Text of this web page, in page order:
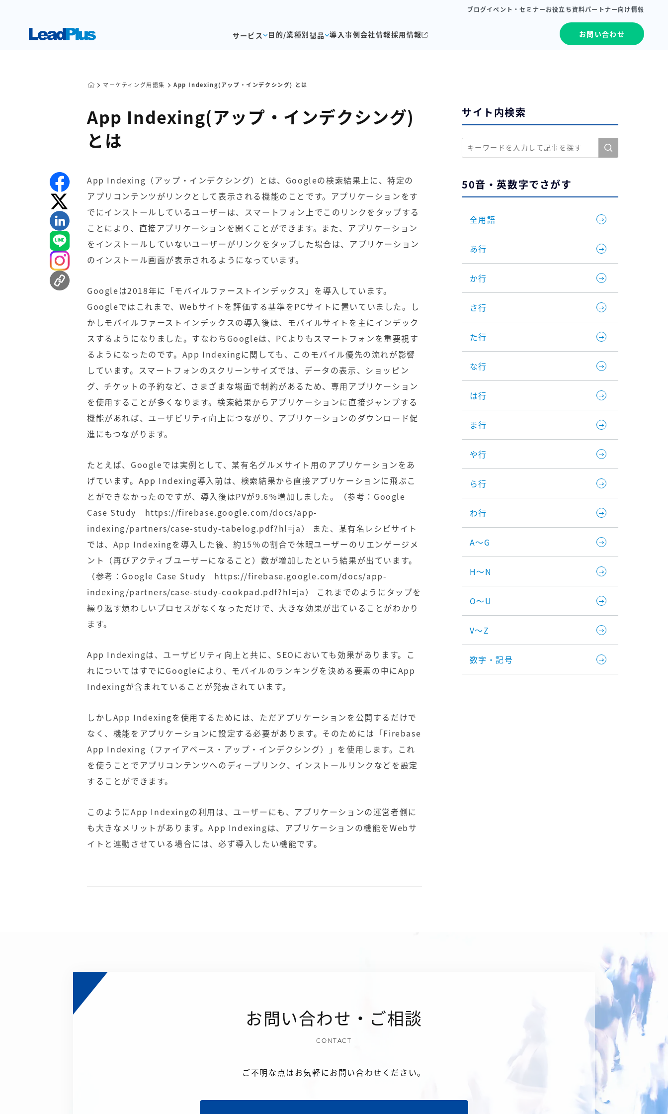
ブログイベント・セミナーお役立ち資料パートナー向け情報
サービス 目的/業種別製品 導入事例会社情報採用情報 お問い合わせ
マーケティング用語集 App Indexing(アップ・インデクシング) とは
App Indexing(アップ・インデクシング)
とは
App Indexing（アップ・インデクシング）とは、Googleの検索結果上に、特定の
アプリコンテンツがリンクとして表示される機能のことです。アプリケーションをす
でにインストールしているユーザーは、スマートフォン上でこのリンクをタップする
ことにより、直接アプリケーションを開くことができます。また、アプリケーション
をインストールしていないユーザーがリンクをタップした場合は、アプリケーション
のインストール画面が表示されるようになっています。
Googleは2018年に「モバイルファーストインデックス」を導入しています。
Googleではこれまで、Webサイトを評価する基準をPCサイトに置いていました。し
かしモバイルファーストインデックスの導入後は、モバイルサイトを主にインデック
スするようになりました。すなわちGoogleは、PCよりもスマートフォンを重要視す
るようになったのです。App Indexingに関しても、このモバイル優先の流れが影響
しています。スマートフォンのスクリーンサイズでは、データの表示、ショッピン
グ、チケットの予約など、さまざまな場面で制約があるため、専用アプリケーション
を使用することが多くなります。検索結果からアプリケーションに直接ジャンプする
機能があれば、ユーザビリティ向上につながり、アプリケーションのダウンロード促
進にもつながります。
たとえば、Googleでは実例として、某有名グルメサイト用のアプリケーションをあ
げています。App Indexing導入前は、検索結果から直接アプリケーションに飛ぶこ
とができなかったのですが、導入後はPVが9.6％増加しました。（参考：Google
Case Study https://firebase.google.com/docs/app-
indexing/partners/case-study-tabelog.pdf?hl=ja） また、某有名レシピサイト
では、App Indexingを導入した後、約15％の割合で休眠ユーザーのリエンゲージメ
ント（再びアクティブユーザーになること）数が増加したという結果が出ています。
（参考：Google Case Study https://firebase.google.com/docs/app-
indexing/partners/case-study-cookpad.pdf?hl=ja） これまでのようにタップを
繰り返す煩わしいプロセスがなくなっただけで、大きな効果が出ていることがわかり
ます。
App Indexingは、ユーザビリティ向上と共に、SEOにおいても効果があります。こ
れについてはすでにGoogleにより、モバイルのランキングを決める要素の中にApp
Indexingが含まれていることが発表されています。
しかしApp Indexingを使用するためには、ただアプリケーションを公開するだけで
なく、機能をアプリケーションに設定する必要があります。そのためには「Firebase
App Indexing（ファイアベース・アップ・インデクシング）」を使用します。これ
を使うことでアプリコンテンツへのディープリンク、インストールリンクなどを設定
することができます。
このようにApp Indexingの利用は、ユーザーにも、アプリケーションの運営者側に
も大きなメリットがあります。App Indexingは、アプリケーションの機能をWebサ
イトと連動させている場合には、必ず導入したい機能です。
サイト内検索
50音・英数字でさがす
全用語
あ行
か行
さ行
た行
な行
は行
ま行
や行
ら行
わ行
A～G
H～N
O～U
V～Z
数字・記号
お問い合わせ・ご相談
CONTACT
ご不明な点はお気軽にお問い合わせください。